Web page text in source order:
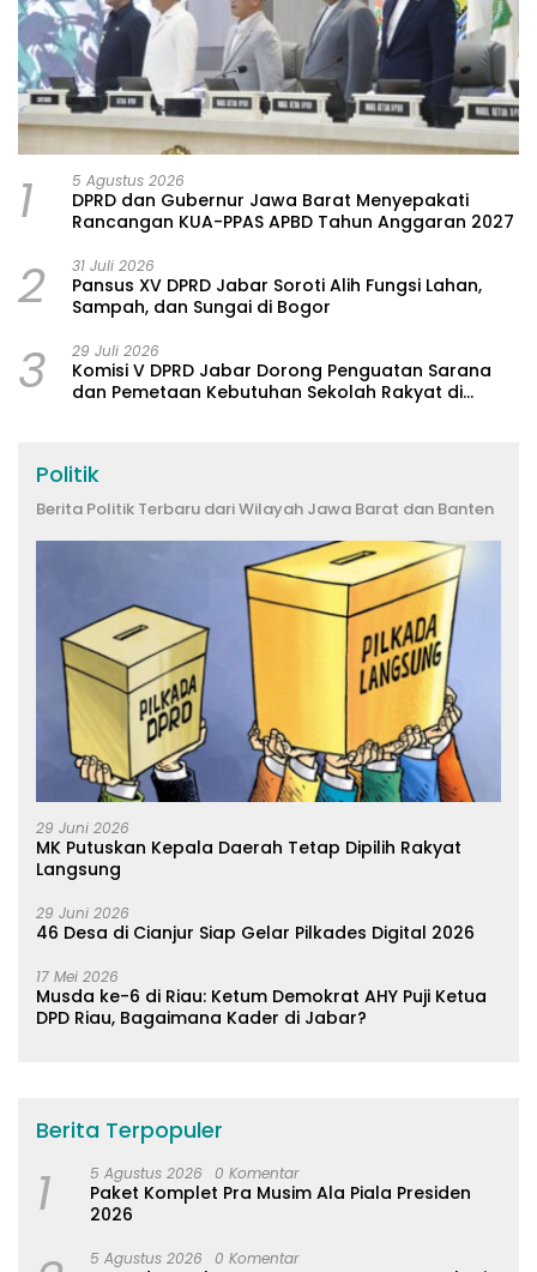
1 5 Agustus 2026
DPRD dan Gubernur Jawa Barat Menyepakati
Rancangan KUA-PPAS APBD Tahun Anggaran 2027
2 31 Juli 2026
Pansus XV DPRD Jabar Soroti Alih Fungsi Lahan,
Sampah, dan Sungai di Bogor
3 29 Juli 2026
Komisi V DPRD Jabar Dorong Penguatan Sarana
dan Pemetaan Kebutuhan Sekolah Rakyat di
Politik
Berita Politik Terbaru dari Wilayah Jawa Barat dan Banten
29 Juni 2026
MK Putuskan Kepala Daerah Tetap Dipilih Rakyat
Langsung
29 Juni 2026
46 Desa di Cianjur Siap Gelar Pilkades Digital 2026
17 Mei 2026
Musda ke-6 di Riau: Ketum Demokrat AHY Puji Ketua
DPD Riau, Bagaimana Kader di Jabar?
Berita Terpopuler
1 5 Agustus 2026 0 Komentar
Paket Komplet Pra Musim Ala Piala Presiden
2026
5 Agustus 2026 0 Komentar